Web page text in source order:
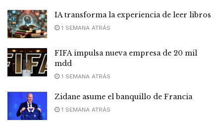
IA transforma la experiencia de leer libros
1 SEMANA ATRÁS
FIFA impulsa nueva empresa de 20 mil
mdd
1 SEMANA ATRÁS
Zidane asume el banquillo de Francia
1 SEMANA ATRÁS